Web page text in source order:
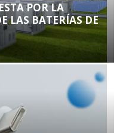
POR LA
LAS BATERÍAS DE